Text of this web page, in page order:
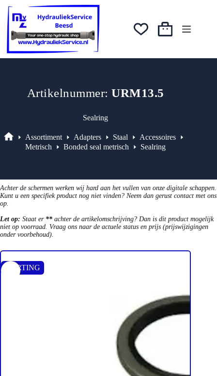
naar
inhoud
was:
€0,89.
€0,76.
Winkelwagen
Artikelnummer:URM13.5
Sealring
Assortiment
Assortiment Adapters Staal
Accessoires
Metrisch
Bonded seal metrisch Sealring
Achter de schermen werken wij hard aan het vullen van onze digitale schappen.
Kunt u een specifiek product nog niet vinden? Neem dan gerust contact met ons
op.
Let op: Staat er ** achter de artikelomschrijving? Dan is dit product mogelijk
niet op voorraad. Vraag ons naar de actuele status en prijs (prijswijzigingen
onder voorbehoud).
KORTING